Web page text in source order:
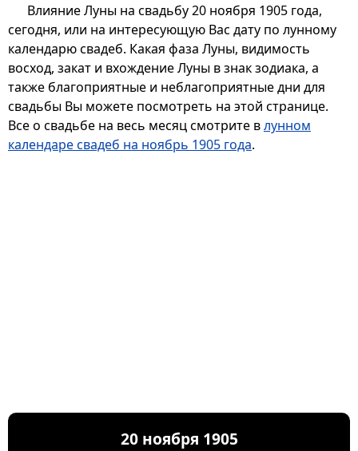
Влияние Луны на свадьбу 20 ноября 1905 года,
сегодня, или на интересующую Вас дату по лунному
календарю свадеб. Какая фаза Луны, видимость
восход, закат и вхождение Луны в знак зодиака, а
также благоприятные и неблагоприятные дни для
свадьбы Вы можете посмотреть на этой странице.
Все о свадьбе на весь месяц смотрите влунном
календаре свадеб на ноябрь 1905 года.
20 ноября 1905